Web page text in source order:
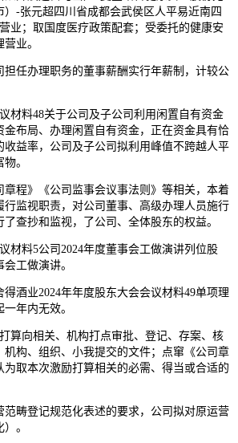
-张元超四川省成都会武侯区人平易近南四
业；取国度医疗政策配套；受委托的健康安
业。
办理职务的董事薪酬实行年薪制，计较公
料48关于公司及子公司利用闲置自有资金
布局、办理闲置自有资金，正在资金具有恰
益率，公司及子公司拟利用峰值不跨越人平
。
》《公司监事会议事法则》等相关，本着
监视职责，对公司董事、高级办理人员施行
查抄和监视，了公司、全体股东的权益。
料5公司2024年度董事会工做演讲列位股
工做演讲。
业2024年年度股东大会会议材料49单项理
年内无效。
向相关、机构打点审批、登记、存案、核
构、组织、小我提交的文件；点窜《公司章
取本次激励打算相关的必需、得当或合适的
登记规范化表述的要求，公司拟对原运营
。